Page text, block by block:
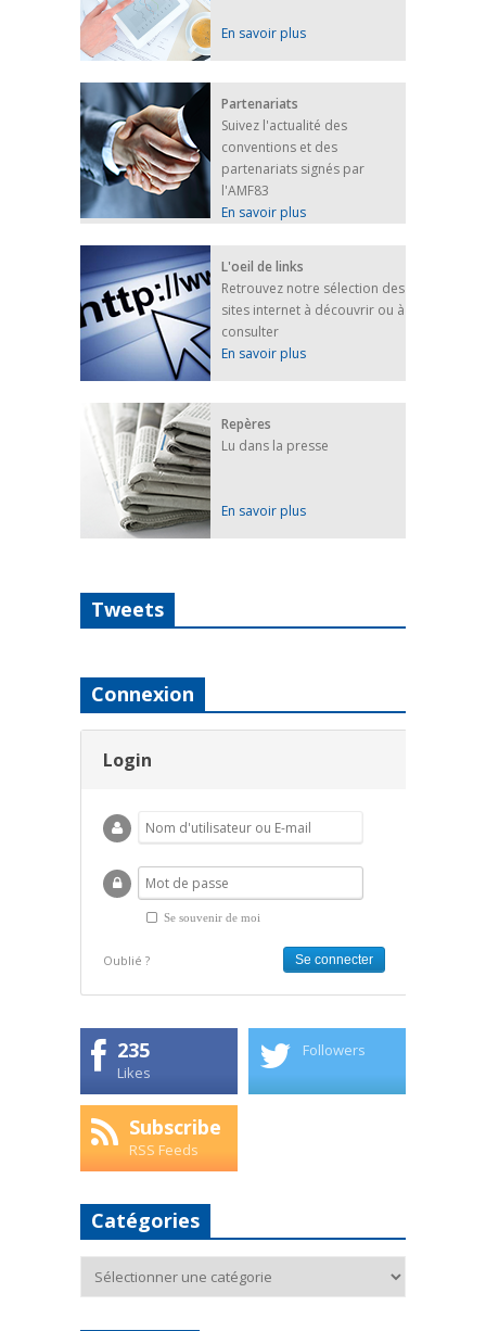
En savoir plus
Partenariats
Suivez l'actualité des
conventions et des
partenariats signés par
l'AMF83
En savoir plus
L'oeil de links
Retrouvez notre sélection des
sites internet à découvrir ou à
consulter
En savoir plus
Repères
Lu dans la presse
En savoir plus
Tweets
Connexion
Login
Se souvenir de moi
Oublié ?
235
Likes
Followers
Subscribe
RSS Feeds
Catégories